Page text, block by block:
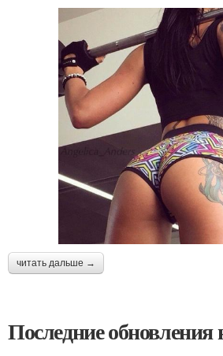
читать дальше →
Последние обновления